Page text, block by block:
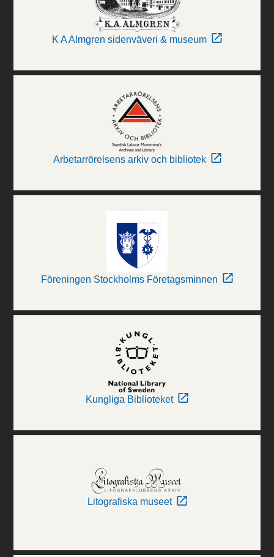
K A Almgren sidenväveri & museum
Arbetarrörelsens arkiv och bibliotek
Föreningen Stockholms Företagsminnen
Kungliga Biblioteket
Litografiska museet